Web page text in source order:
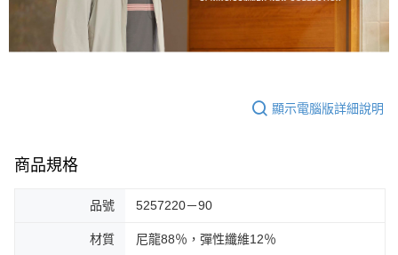
顯示電腦版詳細說明
商品規格
品號 5257220－90
材質 尼龍88％，彈性纖維12％